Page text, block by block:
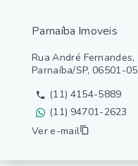
Parnaíba Imoveis
Rua André
Parnaíba/SP, 06501-
(11) 4154-5889
(11) 94701-2623
Ver e-mail